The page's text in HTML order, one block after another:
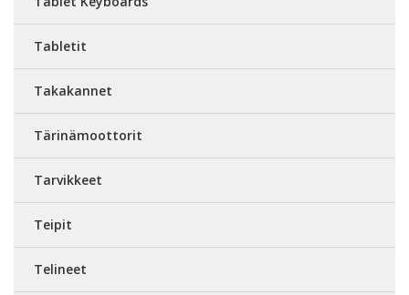
Tabletit
Takakannet
Tärinämoottorit
Tarvikkeet
Teipit
Telineet